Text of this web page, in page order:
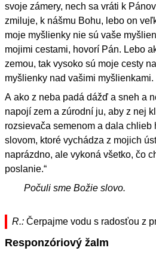
svoje zámery, nech sa vráti k
zmiluje, k nášmu Bohu, lebo on
moje myšlienky nie sú vaše
mojimi cestami, hovorí Pán. Lebo
zemou, tak vysoko sú moje cesty
myšlienky nad vašimi myšlienkami.
A ako z neba padá dážď a sneh a
napojí zem a zúrodní ju, aby z nej
rozsievača semenom a dala chlieb
slovom, ktoré vychádza z mojich
naprázdno, ale vykoná všetko, čo
poslanie.“
Počuli sme Božie slovo.
R.: Čerpajme vodu s radosťou z
Responzóriový žalm